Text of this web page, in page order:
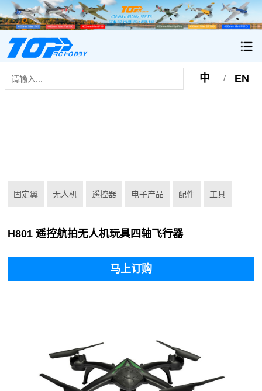
中 / EN
固定翼 无人机 遥控器 电子产品 配件 工具
H801 遥控航拍无人机玩具四轴飞行器